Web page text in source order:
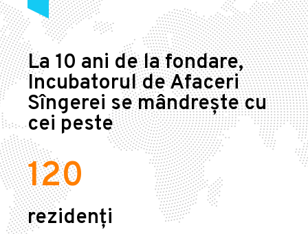
La 10 ani de la fondare,
Incubatorul de Afaceri
Sîngerei se mândrește cu
cei peste
120
rezidenți